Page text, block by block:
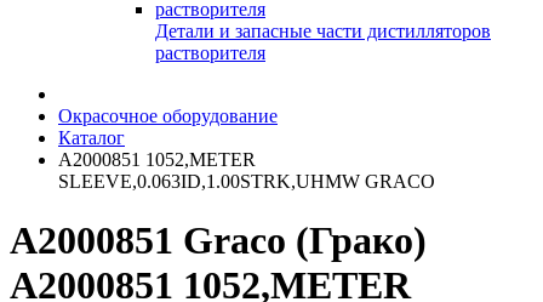
Детали и запасные части дистилляторов
растворителя
Окрасочное оборудование
Каталог
A2000851 1052,METER
SLEEVE,0.063ID,1.00STRK,UHMW GRACO
A2000851 Graco (Грако)
A2000851 1052,METER